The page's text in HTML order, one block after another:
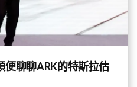
便聊聊ARK的特斯拉估